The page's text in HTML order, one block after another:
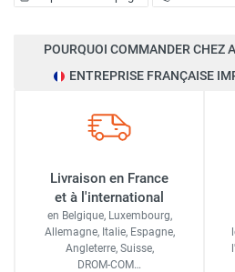
POURQUOI COMMANDER CHEZ
ENTREPRISE FRANÇAISE
Livraison en France
et à l'international
en Belgique, Luxembourg,
Allemagne, Italie, Espagne,
Angleterre, Suisse,
DROM-COM…